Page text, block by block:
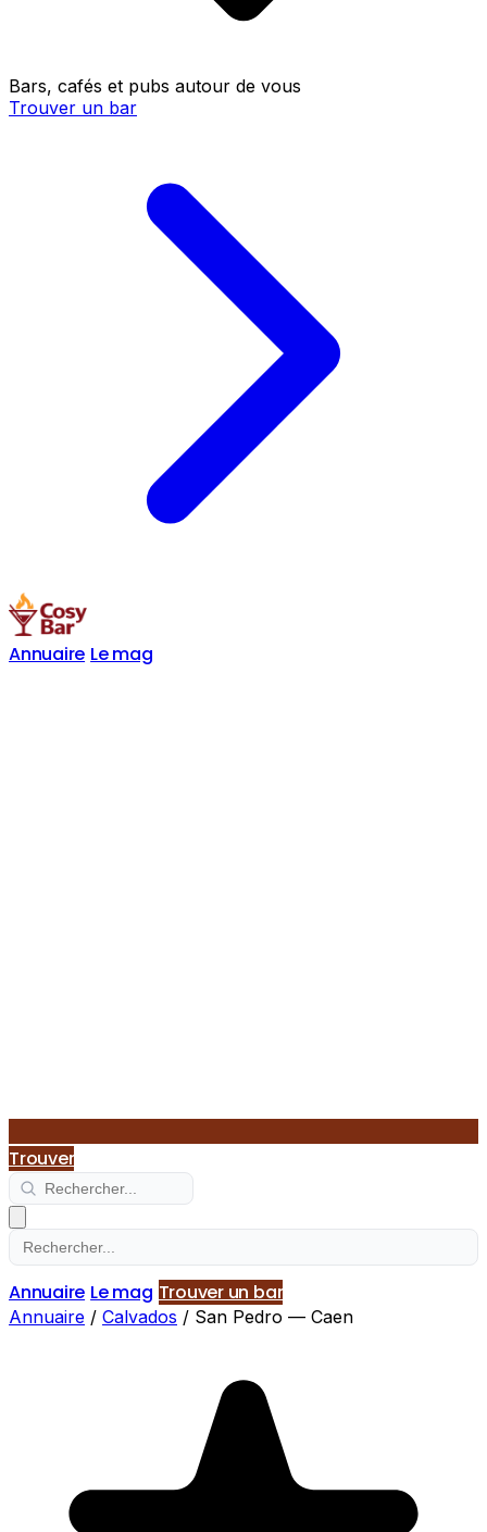
Bars, cafés et pubs autour de vous
Trouver un bar
Annuaire Le mag
Trouver
Annuaire Le mag Trouver un bar
Annuaire / Calvados / San Pedro — Caen